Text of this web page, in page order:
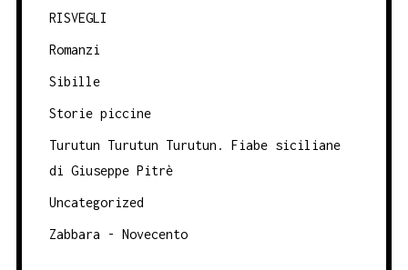
RISVEGLI
Romanzi
Sibille
Storie piccine
Turutun Turutun Turutun. Fiabe siciliane
di Giuseppe Pitrè
Uncategorized
Zabbara - Novecento